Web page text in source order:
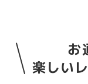
お
楽しい